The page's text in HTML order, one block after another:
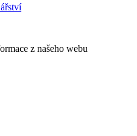
z našeho webu